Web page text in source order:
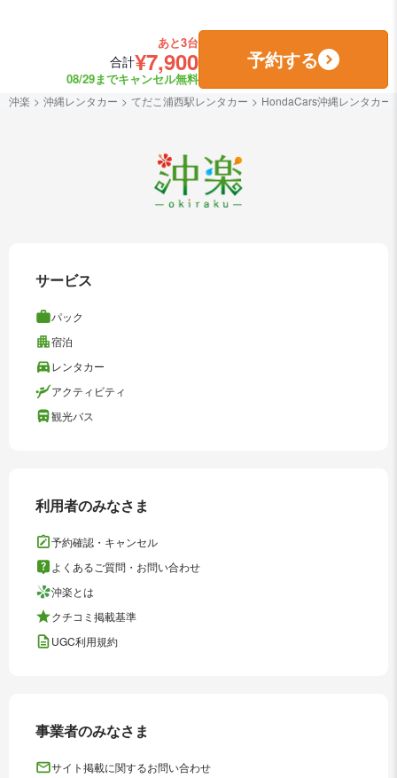
あと3台
合計¥7,900
08/29までキャンセル無料
予約する
沖楽 沖縄レンタカー てだこ浦西駅レンタカー HondaCars沖縄レンタカー
サービス
パック
宿泊
レンタカー
アクティビティ
観光バス
利用者のみなさま
予約確認・キャンセル
よくあるご質問・お問い合わせ
沖楽とは
クチコミ掲載基準
UGC利用規約
事業者のみなさま
サイト掲載に関するお問い合わせ